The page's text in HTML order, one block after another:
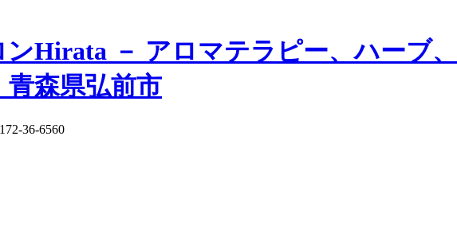
Hirata － アロマテラピー、ハーブ
森県弘前市
36-6560